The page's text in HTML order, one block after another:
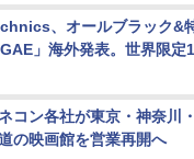
、オールブラック&
」海外発表。世界限定
コン各社が東京・神奈川
の映画館を営業再開へ